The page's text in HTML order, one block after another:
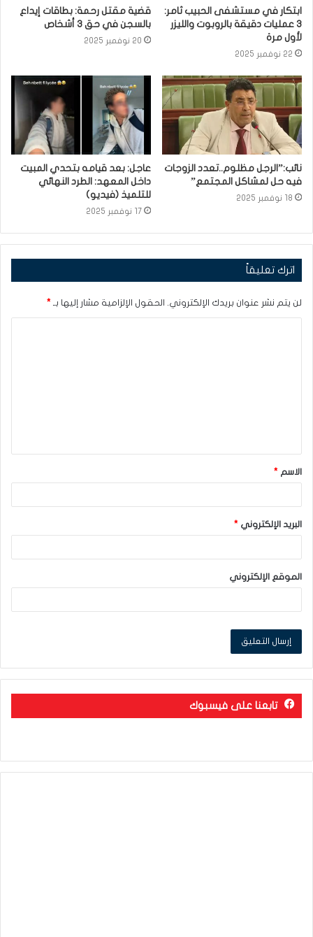
ابتكار في مستشفى الحبيب ثامر:
3 عمليات دقيقة بالروبوت والليزر
لأول مرة
22 نوفمبر 2025
قضية مقتل رحمة: بطاقات إيداع
بالسجن في حق 3 أشخاص
20 نوفمبر 2025
نائب:”الرجل مظلوم..تعدد الزوجات
فيه حل لمشاكل المجتمع”
18 نوفمبر 2025
عاجل: بعد قيامه بتحدي المبيت
داخل المعهد: الطرد النهائي
للتلميذ (فيديو)
17 نوفمبر 2025
اترك تعليقاً
لن يتم نشر عنوان بريدك الإلكتروني. الحقول الإلزامية مشار إليها بـ *
ق
*الاسم *
البريد الإلكتروني *
الموقع الإلكتروني
تابعنا على فيسبوك